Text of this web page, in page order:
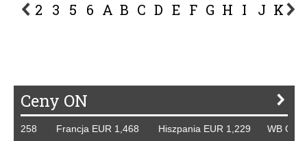
2 3 5 6 A B C D E F G H I J K L
Ceny ON
Francja EUR 1,468 Hiszpania EUR 1,229 WB GBP